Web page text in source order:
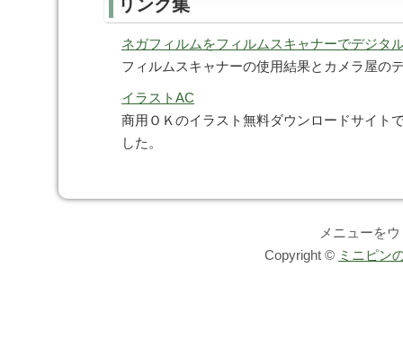
リンク集
ネガフィルムをフィルムスキャナーでデジタ
フィルムスキャナーの使用結果とカメラ屋の
イラストAC
商用ＯＫのイラスト無料ダウンロードサイト
した。
メニューをウ
Copyright © ミニピン